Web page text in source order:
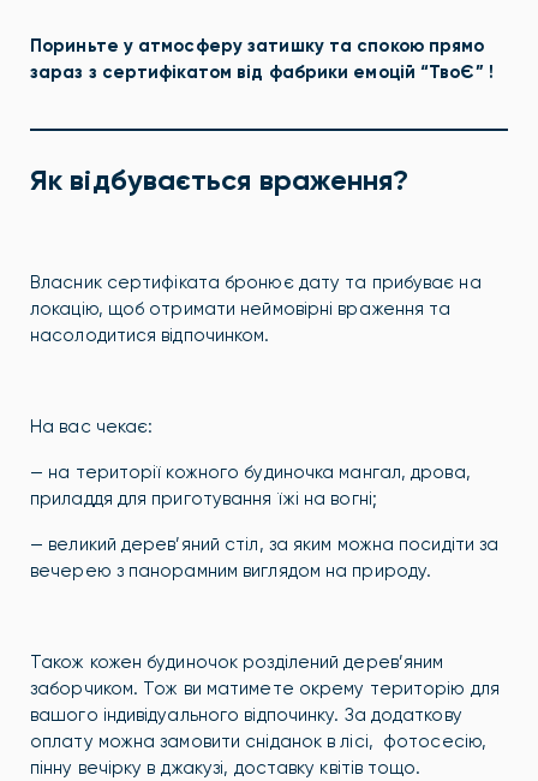
Пориньте у атмосферу затишку та спокою прямо
зараз з сертифікатом від фабрики емоцій “ТвоЄ” !
Як відбувається враження?
Власник сертифіката бронює дату та прибуває на
локацію, щоб отримати неймовірні враження та
насолодитися відпочинком.
На вас чекає:
— на території кожного будиночка мангал, дрова,
приладдя для приготування їжі на вогні;
— великий дерев’яний стіл, за яким можна посидіти за
вечерею з панорамним виглядом на природу.
Також кожен будиночок розділений дерев’яним
заборчиком. Тож ви матимете окрему територію для
вашого індивідуального відпочинку. За додаткову
оплату можна замовити сніданок в лісі, фотосесію,
пінну вечірку в джакузі, доставку квітів тощо.